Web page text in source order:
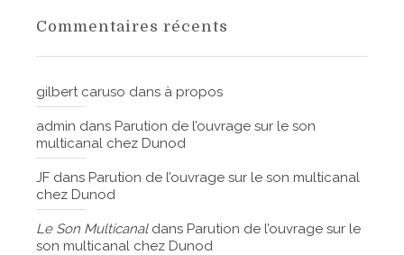
Commentaires récents
gilbert caruso dans à propos
admin dans Parution de l’ouvrage sur le son
multicanal chez Dunod
JF dans Parution de l’ouvrage sur le son multicanal
chez Dunod
Le Son Multicanaldans Parution de l’ouvrage sur le
son multicanal chez Dunod